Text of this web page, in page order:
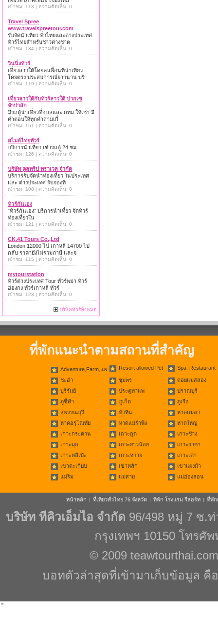
เข้าชม: 118 | ความคิดเห็น: 0
Travel Spree
www.travelspreetour.com
รับจัดนำเที่ยว ทั่วไทยและต่างประเทศ
ทัวร์ไทยสำหรับชาวต่างชาต
เข้าชม: 134 | ความคิดเห็น: 0
วินนิ่งทัวร์
เที่ยวลาวใต้โดยคนพื้อนที่นำเที่ยว
โดยตรง ประสบการณ์ยาวนาน บริ
เข้าชม: 119 | ความคิดเห็น: 0
เที่ยวลาวใต้กับทัวร์ลาวใต้ ปากเซ
จำปาสัก
มีรถตู้นำเที่ยวที่อุบลและ กทม.ให้เช่า มี
คำตอบให้ทุกคำถามเกี่
เข้าชม: 151 | ความคิดเห็น: 0
สไมล์ไทยทัวร์
บริการนำเที่ยว เช่ารถตู้ 24 ชม.
เข้าชม: 126 | ความคิดเห็น: 0
บริษัท คูลทริป ทราเวล จำกัด
บริการรับจัดนำท่องเที่ยว ในประเทศ
และ ต่างประเทศ รับจองที่
เข้าชม: 108 | ความคิดเห็น: 0
ทัวร์กันเอง
"ทัวร์กันเอง" บริการนำเที่ยว จัดทัวร์
ท่องเที่ยวใน
เข้าชม: 121 | ความคิดเห็น: 0
CK.41 Tours Co.,Ltd
London 12000 ไป เกาหลี 14700 ไป
กลับ ราคายังไม่รวมภาษี และจ
เข้าชม: 115 | ความคิดเห็น: 0
mytourstation
ทัวร์ต่างประเทศ Tour ทัวร์พม่า ทัวร์
ฮ่องกง ทัวร์เกาหลี ทัวร์
เข้าชม: 123 | ความคิดเห็น: 0
บริษัททัวร์ทั้งหมด
ที่พักแนะนำตามสถานที่สำคัญ
Adventure,Farm,แพ Resort allowed Pet Spa, Restaurant
ชะอำ ชุมพร
ดอยแม่สลอง
บุรีรัมย์
ประตูท่าแพ
ปราณบุรี
ภูชี้ฟ้า
ภูเก็ต
ภูเรือ
สุพรรณบุรี
หัวหิน
หาดกมลา
หาดอรุโณทัย
หาดแม่รำพึง
หาดใหญ่
เกาะกระดาน
เกาะกูด
เกาะช้าง
เกาะมุก
เกาะยาวน้อย
เกาะราชา
เกาะหลีเป๊ะ
เกาะหวาย
เกาะเต่า
เขาตะเกียบ
เขาหลัก
เขาแผงม้า
แม่ริม
แม่สาย แม่ฮ่องสอน
หน้าหลัก | ที่เที่ยวทั่วไทย 76 จังหวัด | ที่พัก โรงแรม รีสอร์ท | ที่พัก
บริษัท ทีคิวเอ็มไอ จำกัด 96/498 หมู่ 7 ซ.
กรุงเทพฯ 10150 โทรศั
© 2009 teawtourthai.com
บอทตัวล่าสุดที่เข้ามาเก็บข้อมูล คือ